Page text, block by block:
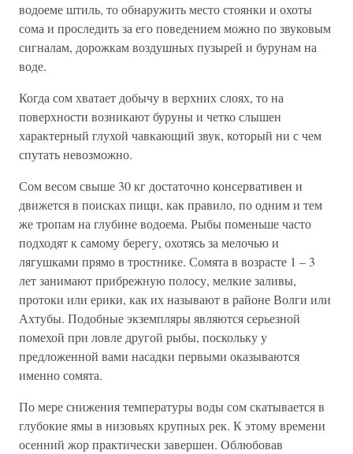
водоеме штиль, то обнаружить место стоянки и охоты
сома и проследить за его поведением можно по звуковым
сигналам, дорожкам воздушных пузырей и бурунам на
воде.
Когда сом хватает добычу в верхних слоях, то на
поверхности возникают буруны и четко слышен
характерный глухой чавкающий звук, который ни с чем
спутать невозможно.
Сом весом свыше 30 кг достаточно консервативен и
движется в поисках пищи, как правило, по одним и тем
же тропам на глубине водоема. Рыбы поменьше часто
подходят к самому берегу, охотясь за мелочью и
лягушками прямо в тростнике. Сомята в возрасте 1 – 3
лет занимают прибрежную полосу, мелкие заливы,
протоки или ерики, как их называют в районе Волги или
Ахтубы. Подобные экземпляры являются серьезной
помехой при ловле другой рыбы, поскольку у
предложенной вами насадки первыми оказываются
именно сомята.
По мере снижения температуры воды сом скатывается в
глубокие ямы в низовьях крупных рек. К этому времени
осенний жор практически завершен. Облюбовав